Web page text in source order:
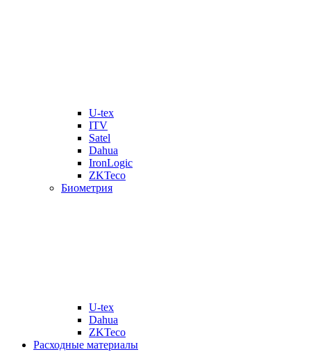
U-tex
ITV
Satel
Dahua
IronLogic
ZKTeco
Биометрия
U-tex
Dahua
ZKTeco
Расходные материалы